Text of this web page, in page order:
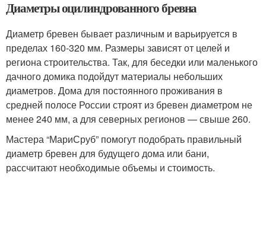
Диаметры оцилиндрованного бревна
Диаметр бревен бывает различным и варьируется в
пределах 160-320 мм. Размеры зависят от целей и
региона строительства. Так, для беседки или маленького
дачного домика подойдут материалы небольших
диаметров. Дома для постоянного проживания в
средней полосе России строят из бревен диаметром не
менее 240 мм, а для северных регионов — свыше 260.
Мастера “МариСруб” помогут подобрать правильный
диаметр бревен для будущего дома или бани,
рассчитают необходимые объемы и стоимость.